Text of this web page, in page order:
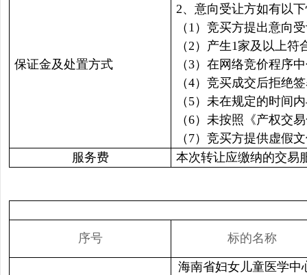
保证金及处置方式
2、意向受让方如有以
（1）竞买方提出意向
（2）产生1家及以上
（3）在网络竞价程序
（4）竞买成交后拒绝
（5）未在规定的时间
（6）未按照《产权交
（7）竞买方提供虚假
服务费
本次转让应缴纳的交易
序号 标的名称
海南省妇女儿童医学中